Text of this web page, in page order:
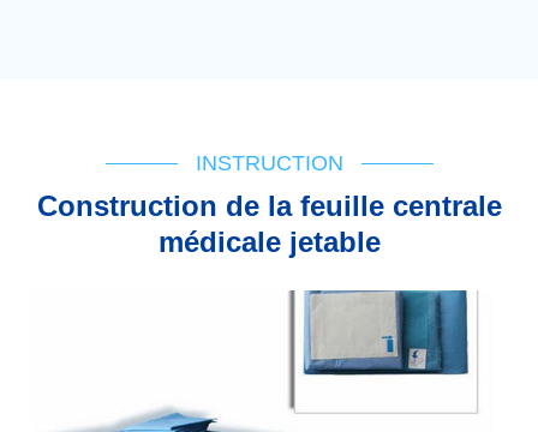
INSTRUCTION
Construction de la feuille centrale
médicale jetable